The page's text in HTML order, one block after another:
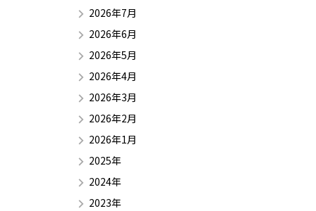
2026年7月
2026年6月
2026年5月
2026年4月
2026年3月
2026年2月
2026年1月
2025年
2024年
2023年